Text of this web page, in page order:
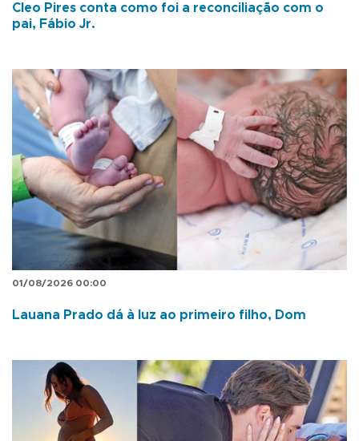
Cleo Pires conta como foi a reconciliação com o
pai, Fábio Jr.
01/08/2026 00:00
Lauana Prado dá à luz ao primeiro filho, Dom